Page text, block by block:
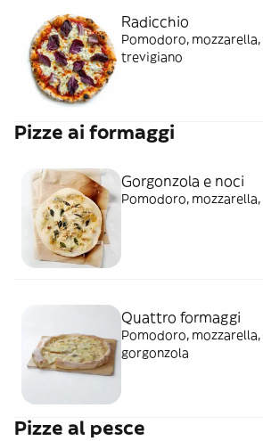
Radicchio
Pomodoro,
trevigiano
Pizze ai formaggi
Gorgonzola e noci
Pomodoro,
Quattro formaggi
Pomodoro,
gorgonzola
Pizze al pesce